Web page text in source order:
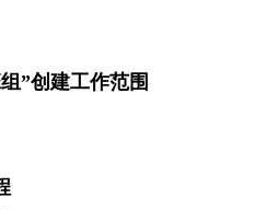
”创建工作范围